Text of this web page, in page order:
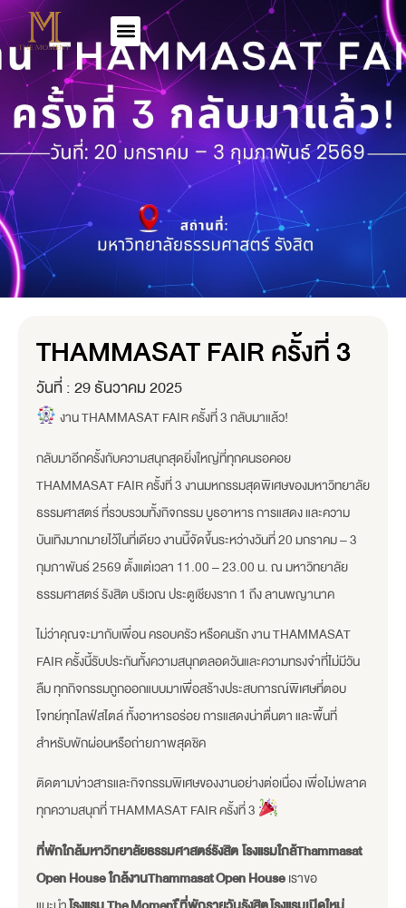
THAMMASAT FAIR ครั้งที่ 3
วันที่ :29 ธันวาคม 2025
งาน THAMMASAT FAIR ครั้งที่ 3 กลับมาแล้ว!
กลับมาอีกครั้งกับความสนุกสุดยิ่งใหญ่ที่ทุกคนรอคอย
THAMMASAT FAIR ครั้งที่ 3 งานมหกรรมสุดพิเศษของมหาวิทยาลัย
ธรรมศาสตร์ ที่รวบรวมทั้งกิจกรรม บูธอาหาร การแสดง และความ
บันเทิงมากมายไว้ในที่เดียว งานนี้จัดขึ้นระหว่างวันที่ 20 มกราคม – 3
กุมภาพันธ์ 2569 ตั้งแต่เวลา 11.00 – 23.00 น. ณ มหาวิทยาลัย
ธรรมศาสตร์ รังสิต บริเวณ ประตูเชียงราก 1 ถึง ลานพญานาค
ไม่ว่าคุณจะมากับเพื่อน ครอบครัว หรือคนรัก งาน THAMMASAT
FAIR ครั้งนี้รับประกันทั้งความสนุกตลอดวันและความทรงจำที่ไม่มีวัน
ลืม ทุกกิจกรรมถูกออกแบบมาเพื่อสร้างประสบการณ์พิเศษที่ตอบ
โจทย์ทุกไลฟ์สไตล์ ทั้งอาหารอร่อย การแสดงน่าตื่นตา และพื้นที่
สำหรับพักผ่อนหรือถ่ายภาพสุดชิค
ติดตามข่าวสารและกิจกรรมพิเศษของงานอย่างต่อเนื่อง เพื่อไม่พลาด
ทุกความสนุกที่ THAMMASAT FAIR ครั้งที่ 3
ที่พักใกล้มหาวิทยาลัยธรรมศาสตร์รังสิตโรงแรมใกล้Thammasat
Open Houseใกล้งานThammasat Open Houseเราขอ